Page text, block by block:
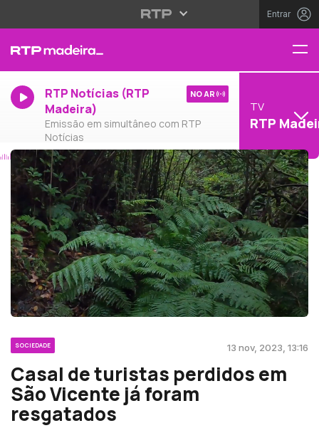
Entrar
RTP Notícias (RTP
Madeira)
Emissão em simultâneo com RTP
Notícias
NO AR
TV
RTP
SOCIEDADE 13 nov, 2023, 13:16
Casal de turistas perdidos em
São Vicente já foram
resgatados